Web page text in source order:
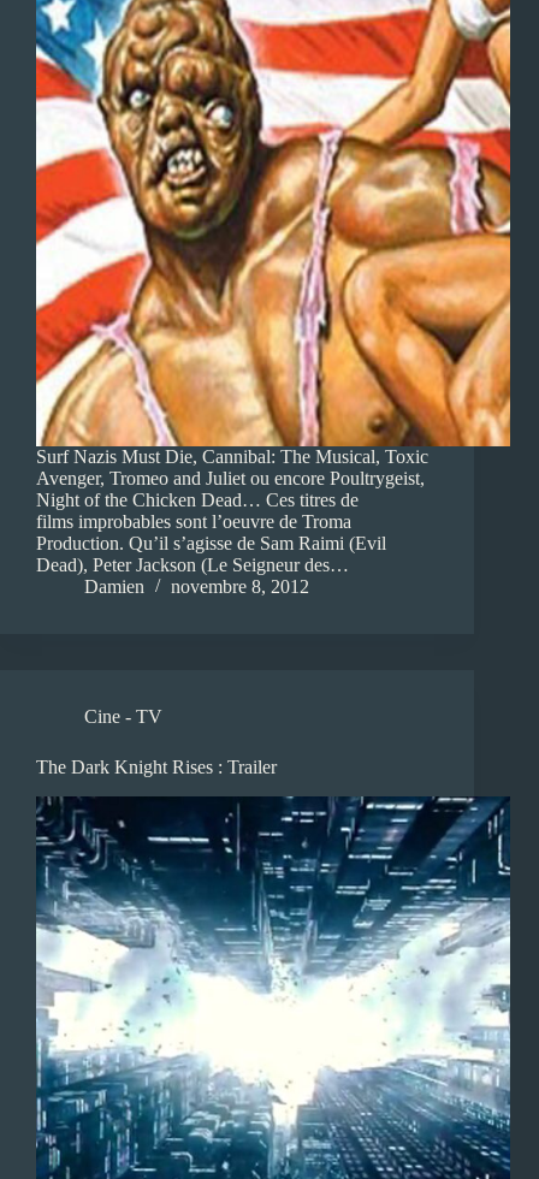
Surf Nazis Must Die, Cannibal: The Musical, Toxic
Avenger, Tromeo and Juliet ou encore Poultrygeist,
Night of the Chicken Dead… Ces titres de
films improbables sont l’oeuvre de Troma
Production. Qu’il s’agisse de Sam Raimi (Evil
Dead), Peter Jackson (Le Seigneur des…
Damien
novembre 8, 2012
Cine - TV
The Dark Knight Rises : Trailer